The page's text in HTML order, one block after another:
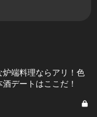
端料理ならアリ！色
デートはここだ！